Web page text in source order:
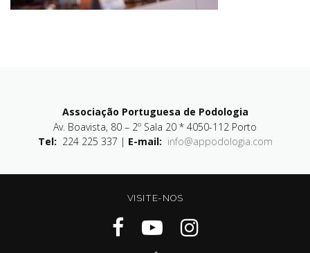
Associação Portuguesa de Podologia
Av. Boavista, 80 – 2º Sala 20 * 4050-112 Porto
Tel: 224 225 337 | E-mail: info@appodologia.com
VISITE-NOS